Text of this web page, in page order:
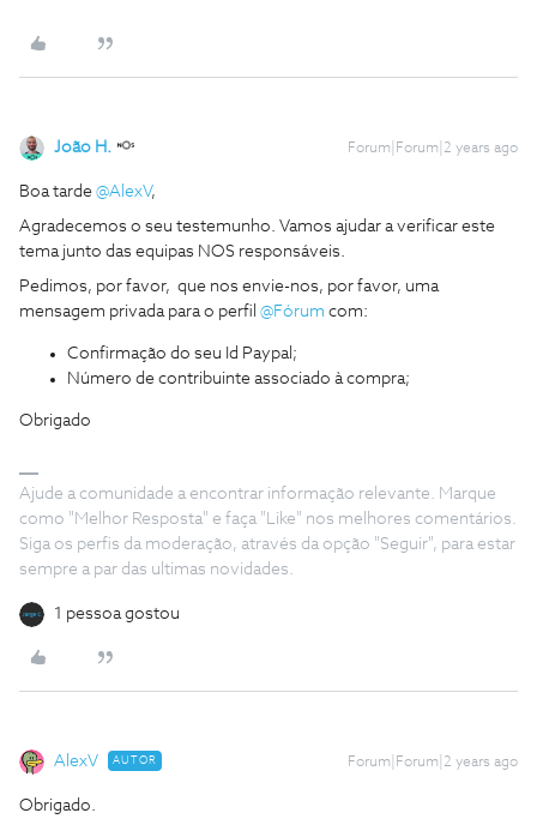
João H. Forum|Forum|2 years ago
Boa tarde @AlexV,
Agradecemos o seu testemunho. Vamos ajudar a verificar este
tema junto das equipas NOS responsáveis.
Pedimos, por favor, que nos envie-nos, por favor, uma
mensagem privada para o perfil @Fórum com:
Confirmação do seu Id Paypal;
Número de contribuinte associado à compra;
Obrigado
Ajude a comunidade a encontrar informação relevante. Marque
como "Melhor Resposta" e faça "Like" nos melhores comentários.
Siga os perfis da moderação, através da opção "Seguir", para estar
sempre a par das ultimas novidades.
1 pessoa gostou
AlexV AUTOR Forum|Forum|2 years ago
Obrigado.